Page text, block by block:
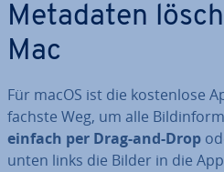
Metadaten
Mac
Für macOS ist die kos­ten­lo­se
fachs­te Weg, um alle
einfach per Drag-and-Drop
unten links die Bilder in die